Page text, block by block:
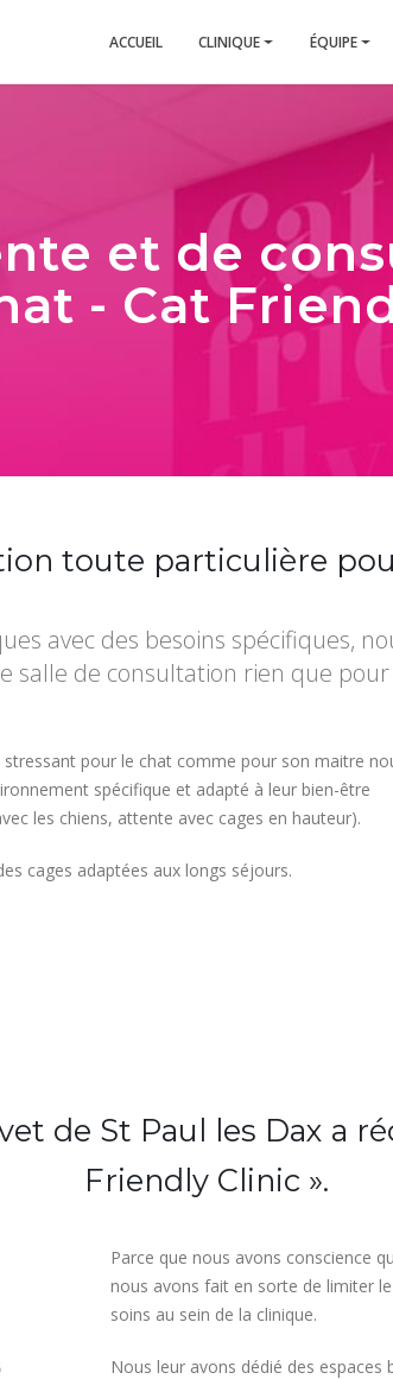
ACCUEIL CLINIQUE ÉQUIPE
et de
- Cat
toute particulière
avec des besoins spécifiques,
salle de consultation rien que pour
pour le chat comme pour son maitre
spécifique et adapté à leur bien-être
les chiens, attente avec cages en hauteur).
cages adaptées aux longs séjours.
de St Paul les Dax a
Friendly Clinic ».
Parce que nous avons conscience
nous avons fait en sorte de limiter
soins au sein de la clinique.
Nous leur avons dédié des